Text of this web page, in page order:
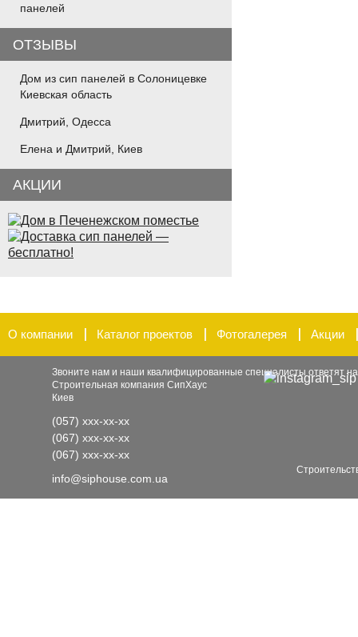
панелей
ОТЗЫВЫ
Дом из сип панелей в Солоницевке
Киевская область
Дмитрий, Одесса
Елена и Дмитрий, Киев
АКЦИИ
О компании Каталог проектов Фотогалерея Акции
Звоните нам и наши квалифицированные специалисты ответят
Строительная компания СипХаус
Киев
(057) xxx-xx-xx
(067) xxx-xx-xx
(067) xxx-xx-xx
info@siphouse.com.ua